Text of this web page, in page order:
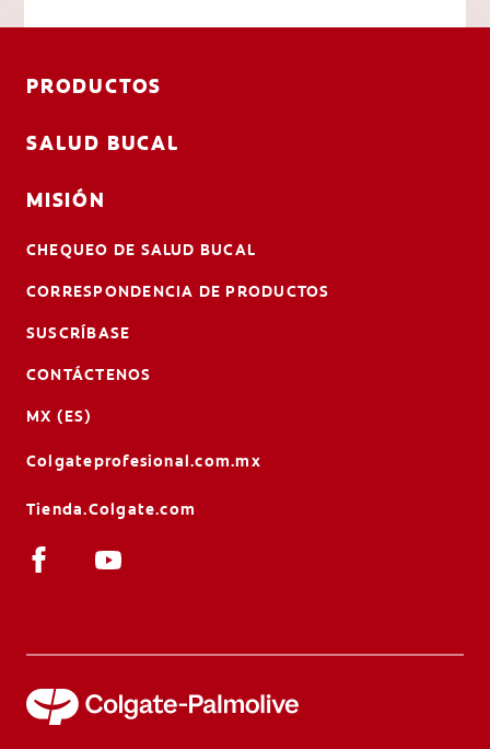
PRODUCTOS
SALUD BUCAL
MISIÓN
CHEQUEO DE SALUD BUCAL
CORRESPONDENCIA DE PRODUCTOS
SUSCRÍBASE
CONTÁCTENOS
MX (ES)
Colgateprofesional.com.mx
Tienda.Colgate.com